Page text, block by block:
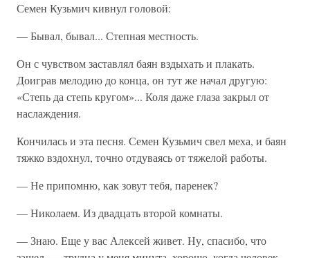
Семен Кузьмич кивнул головой:
— Бывал, бывал... Степная местность.
Он с чувством заставлял баян вздыхать и плакать.
Доиграв мелодию до конца, он тут же начал другую:
«Степь да степь кругом»... Коля даже глаза закрыл от
наслаждения.
Кончилась и эта песня. Семен Кузьмич свел меха, и баян
тяжко вздохнул, точно отдуваясь от тяжелой работы.
— Не припомню, как зовут тебя, паренек?
— Николаем. Из двадцать второй комнаты.
— Знаю. Еще у вас Алексей живет. Ну, спасибо, что